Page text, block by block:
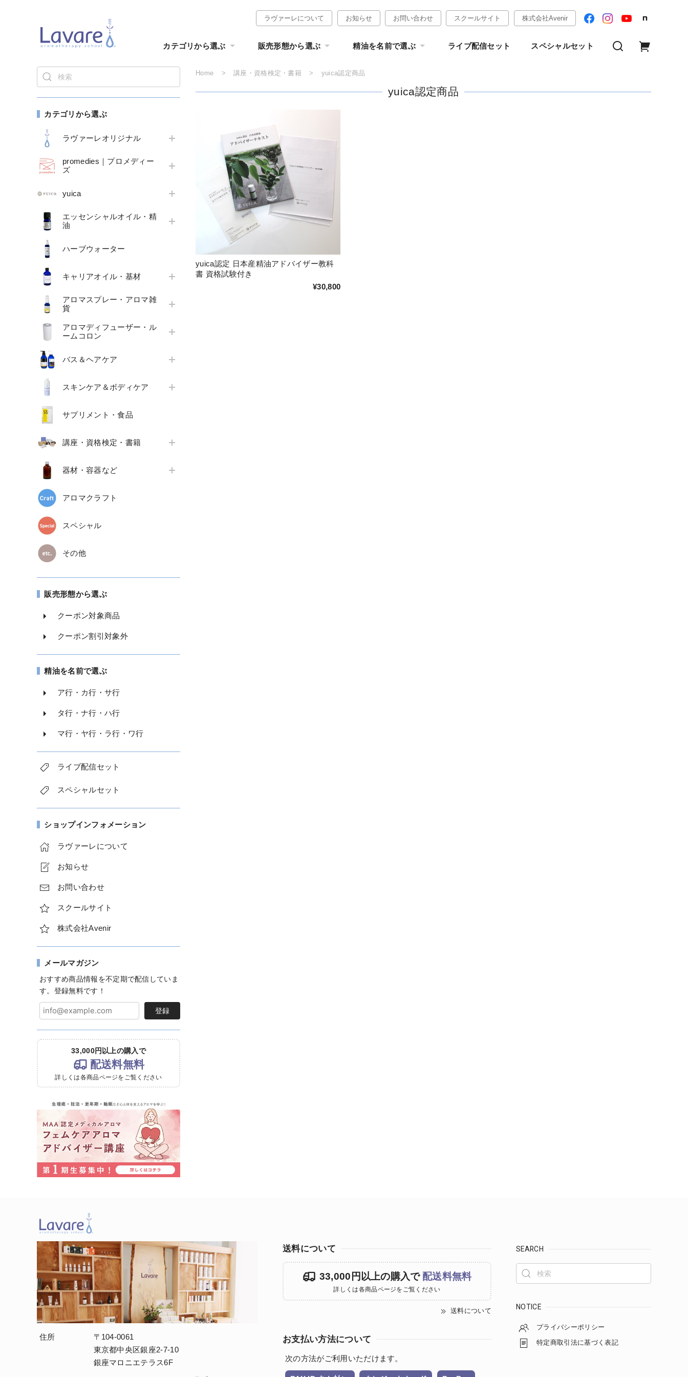
ラヴァーレについて お知らせ お問い合わせ スクールサイト 株式会社Avenir
カテゴリから選ぶ 販売形態から選ぶ 精油を名前で選ぶ ライブ配信セット スペシャルセット
カテゴリから選ぶ
ラヴァーレオリジナル
promedies｜プロメディー
ズ
yuica
エッセンシャルオイル・精
油
ハーブウォーター
キャリアオイル・基材
アロマスプレー・アロマ雑
貨
アロマディフューザー・ル
ームコロン
バス＆ヘアケア
スキンケア＆ボディケア
サプリメント・食品
講座・資格検定・書籍
器材・容器など
アロマクラフト
スペシャル
その他
販売形態から選ぶ
クーポン対象商品
クーポン割引対象外
精油を名前で選ぶ
ア行・カ行・サ行
タ行・ナ行・ハ行
マ行・ヤ行・ラ行・ワ行
ライブ配信セット
スペシャルセット
ショップインフォメーション
ラヴァーレについて
お知らせ
お問い合わせ
スクールサイト
株式会社Avenir
メールマガジン
おすすめ商品情報を不定期で配信していま
す。登録無料です！
登録
33,000円以上の購入で
配送料無料
詳しくは各商品ページをご覧ください
Home 講座・資格検定・書籍 yuica認定商品
yuica認定商品
yuica認定 日本産精油アドバイザー教科
書 資格試験付き
¥30,800
住所
〒104-0061
東京都中央区銀座2-7-10
銀座マロニエテラス6F
送料について
33,000円以上の購入で 配送料無料
詳しくは各商品ページをご覧ください
送料について
お支払い方法について
次の方法がご利用いただけます。
SEARCH
NOTICE
プライバシーポリシー
特定商取引法に基づく表記